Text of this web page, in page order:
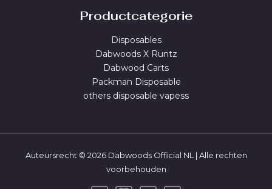
Productcategorie
Disposables
Dabwoods X Runtz
Dabwood Carts
Packman Disposable
others disposable vapess
Auteursrecht © 2026 Dabwoods Official NL | Alle rechten
voorbehouden